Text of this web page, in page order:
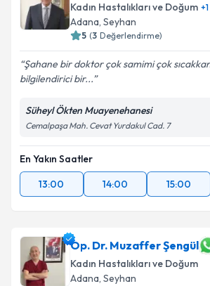
Kadın Hastalıkları ve Doğum +1
Adana, Seyhan
5 (3 Değerlendirme)
Şahane bir doktor çok samimi çok
bilgilendirici bir...
Süheyl Ökten Muayenehanesi
Cemalpaşa Mah. Cevat Yurdakul Cad. 7
En Yakın Saatler
13:00
14:00 15:00
Op. Dr. Muzaffer Şengül
Kadın Hastalıkları ve Doğum
Adana, Seyhan